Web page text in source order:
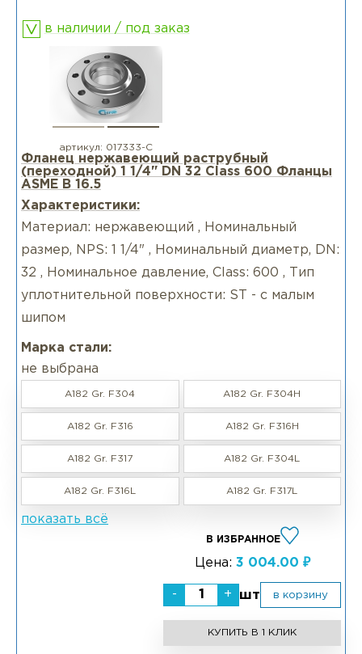
в наличии / под заказ
артикул: 017333-С
Фланец нержавеющий раструбный
(переходной) 1 1/4" DN 32 Class 600 Фланцы
ASME B 16.5
Характеристики:
Материал: нержавеющий , Номинальный
размер, NPS: 1 1/4" , Номинальный диаметр, DN:
32 , Номинальное давление, Class: 600 , Тип
уплотнительной поверхности: ST - с малым
шипом
Марка стали:
не выбрана
A182 Gr. F304 A182 Gr. F304H
A182 Gr. F316 A182 Gr. F316H
A182 Gr. F317 A182 Gr. F304L
A182 Gr. F316L A182 Gr. F317L
показать всё
В ИЗБРАННОЕ
Цена: 3 004.00 ₽
- + шт в корзину
КУПИТЬ В 1 КЛИК